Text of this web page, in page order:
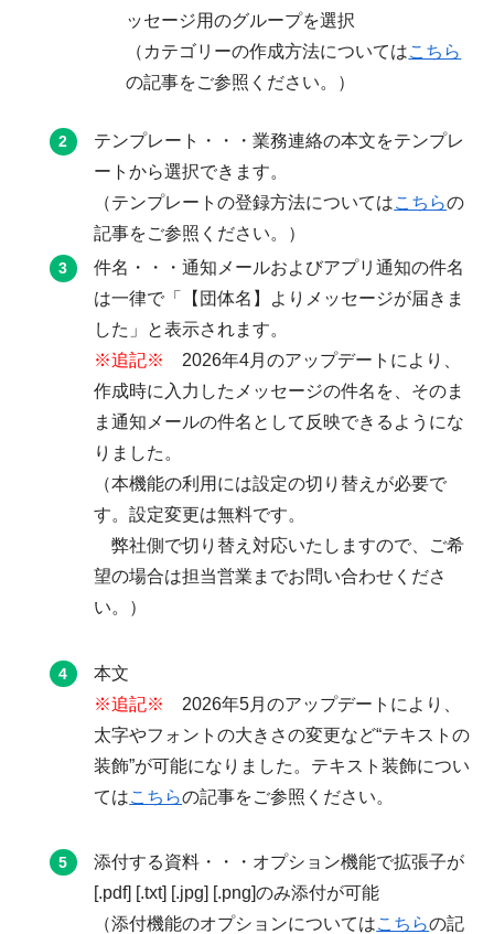
ッセージ用のグループを選択
（カテゴリーの作成方法についてはこちら
の記事をご参照ください。）
テンプレート・・・業務連絡の本文をテンプレ
ートから選択できます。
（テンプレートの登録方法についてはこちらの
記事をご参照ください。）
件名・・・通知メールおよびアプリ通知の件名
は一律で「【団体名】よりメッセージが届きま
した」と表示されます。
※追記※
2026年4月のアップデートにより、
作成時に入力したメッセージの件名を、そのま
ま通知メールの件名として反映できるようにな
りました。
（本機能の利用には設定の切り替えが必要で
す。設定変更は無料です。
弊社側で切り替え対応いたしますので、ご希
望の場合は担当営業までお問い合わせくださ
い。）
本文
※追記※
2026年5月のアップデートにより、
太字やフォントの大きさの変更など“テキストの
装飾”が可能になりました。テキスト装飾につい
てはこちらの記事をご参照ください。
添付する資料・・・オプション機能で拡張子が
[.pdf] [.txt] [.jpg] [.png]のみ添付が可能
（添付機能のオプションについてはこちらの記